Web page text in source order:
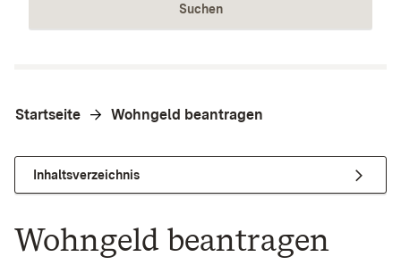
Suchen
Startseite Wohngeld beantragen
Inhaltsverzeichnis
Wohngeld beantragen